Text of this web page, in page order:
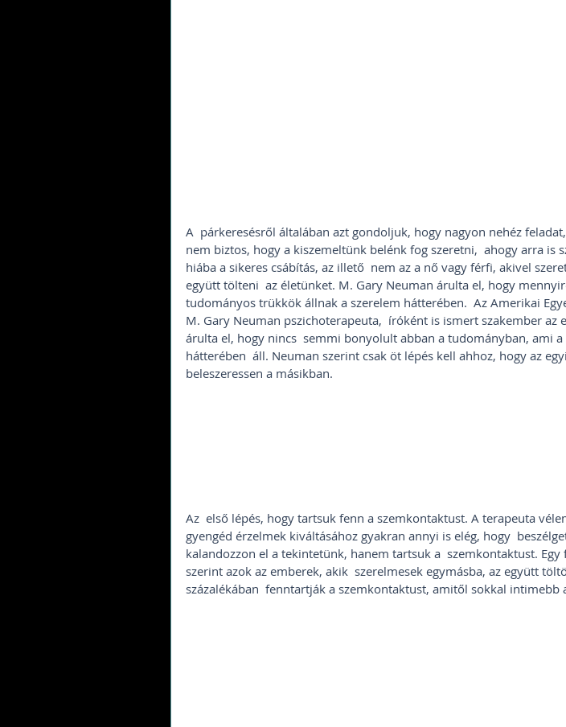
A  párkeresésről általában azt gondoljuk, hogy nagyon nehéz
nem biztos, hogy a kiszemeltünk belénk fog szeretni,  ahogy arra is
hiába a sikeres csábítás, az illető  nem az a nő vagy férfi, akivel
együtt tölteni  az életünket. M. Gary Neuman árulta el, hogy
tudományos trükkök állnak a szerelem hátterében.  Az Amerikai
M. Gary Neuman pszichoterapeuta,  íróként is ismert szakember az
árulta el, hogy nincs  semmi bonyolult abban a tudományban, ami a
hátterében  áll. Neuman szerint csak öt lépés kell ahhoz, hogy az
beleszeressen a másikban.
Az  első lépés, hogy tartsuk fenn a szemkontaktust. A terapeuta
gyengéd érzelmek kiváltásához gyakran annyi is elég, hogy
kalandozzon el a tekintetünk, hanem tartsuk a  szemkontaktust.
szerint azok az emberek, akik  szerelmesek egymásba, az együtt
százalékában  fenntartják a szemkontaktust, amitől sokkal intimebb